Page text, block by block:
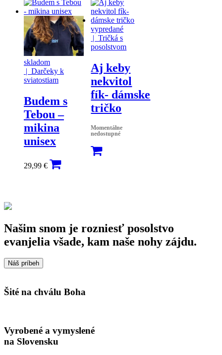
skladom
| Darčeky k
sviatostiam
Budem s
Tebou –
mikina
unisex
29,99 €
vypredané
| Tričká s
posolstvom
Aj keby
nekvitol
fík- dámske
tričko
Momentálne
nedostupné
Našim snom je rozniesť posolstvo
evanjelia všade, kam naše nohy zájdu.
Náš príbeh
Šité na chválu Boha
Vyrobené a vymyslené
na Slovensku